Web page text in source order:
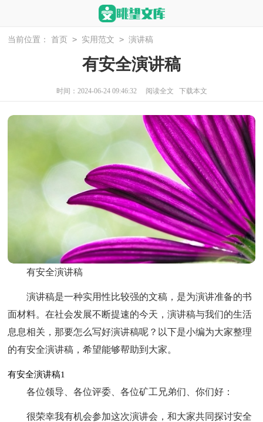
当前位置： 首页 > 实用范文 > 演讲稿
有安全演讲稿
时间：2024-06-24 09:46:32 阅读全文 下载本文
有安全演讲稿
演讲稿是一种实用性比较强的文稿，是为演讲准备的书
面材料。在社会发展不断提速的今天，演讲稿与我们的生活
息息相关，那要怎么写好演讲稿呢？以下是小编为大家整理
的有安全演讲稿，希望能够帮助到大家。
有安全演讲稿1
各位领导、各位评委、各位矿工兄弟们、你们好：
很荣幸我有机会参加这次演讲会，和大家共同探讨安全